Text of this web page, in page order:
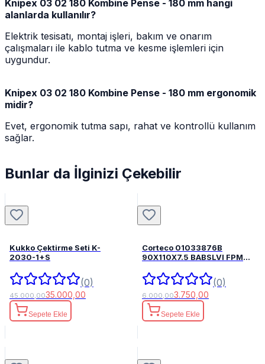
Knipex 03 02 180 Kombine Pense - 180 mm hangi
alanlarda kullanılır?
Elektrik tesisatı, montaj işleri, bakım ve onarım
çalışmaları ile kablo tutma ve kesme işlemleri için
uygundur.
Knipex 03 02 180 Kombine Pense - 180 mm ergonomik
midir?
Evet, ergonomik tutma sapı, rahat ve kontrollü kullanım
sağlar.
Bunlar da İlginizi Çekebilir
Kukko Çektirme Seti K-
2030-1+S
(0)
45.000,0035.000,00
Sepete Ekle
Corteco 01033876B
90X110X7.5 BABSLVI FPM
(0)
6.000,003.750,00
Sepete Ekle